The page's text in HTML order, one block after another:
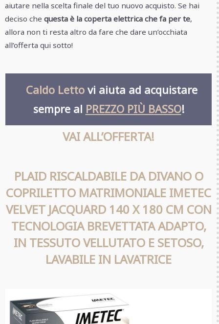
aiutare nella scelta finale del tuo nuovo acquisto. Se hai
deciso che questa è la coperta elettrica che fa per te,
allora non ti resta altro da fare che dare un’occhiata
all’offerta qui sotto!
Caldo Lettovi aiuta ad acquistare
sempre al PREZZO PIÙ BASSO!
VAI ALL’OFFERTA!
PLAID RISCALDABILE DA DIVANO O
COPRILETTO MATRIMONIALE IMETEC
VELVET JACQUARD 140 X 180 CM CON
TECNOLOGIA BREVETTATA ADAPTO,
IN TESSUTO VELLUTATO E SETOSO,
LAVABILE IN LAVATRICE